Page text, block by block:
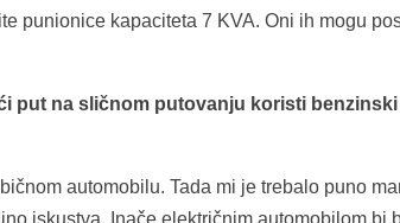
punionice kapaciteta 7 KVA. Oni ih mogu
put na sličnom putovanju koristi
automobilu. Tada mi je trebalo puno
iskustva. Inače električnim automobilom bi